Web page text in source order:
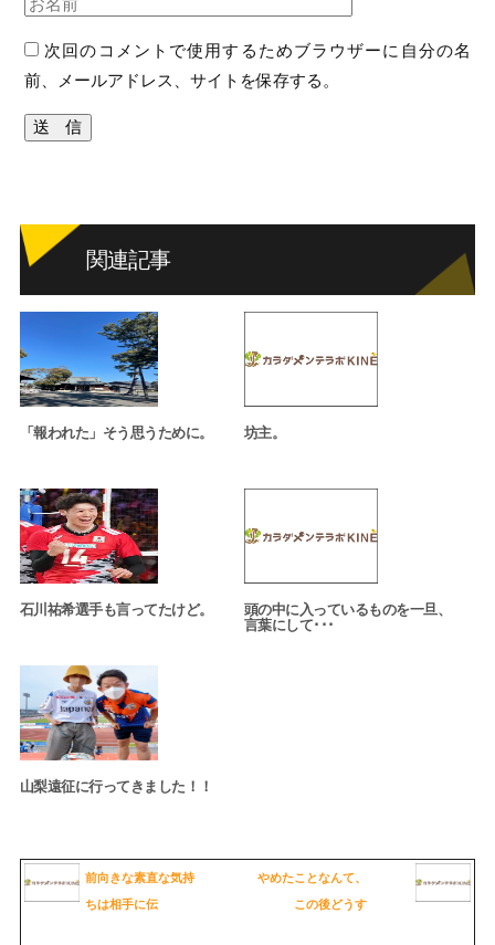
次回のコメントで使用するためブラウザーに自分の名
前、メールアドレス、サイトを保存する。
関連記事
「報われた」そう思うために。 坊主。
石川祐希選手も言ってたけど。
頭の中に入っているものを一旦、
言葉にして･･･
山梨遠征に行ってきました！！
前向きな素直な気持
ちは相手に伝
やめたことなんて、
この後どうす